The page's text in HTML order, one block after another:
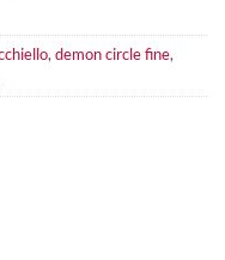
, demon circle fine,